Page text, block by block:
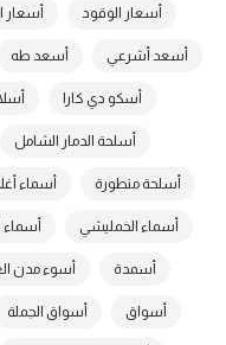
أسعار الوقود أسعار
أسعد أشرعي أسعد طه
أسكو دي كارا
أسلحة الدمار الشامل
أسلحة متطورة أسماء
أسماء الخمليشي أسماء
أسمدة أسوء مدن
أسواق أسواق الجملة